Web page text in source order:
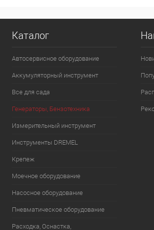
Каталог
Автосервисное оборудование
Аккумуляторный инструмент
Все для сада
Генераторы, Бензотехника
Измерительный инструмент
Инструменты DREMEL
Крепеж
Моечное оборудование
Насосное оборудование
Пневматическое оборудование
Расходка, Оснастка,